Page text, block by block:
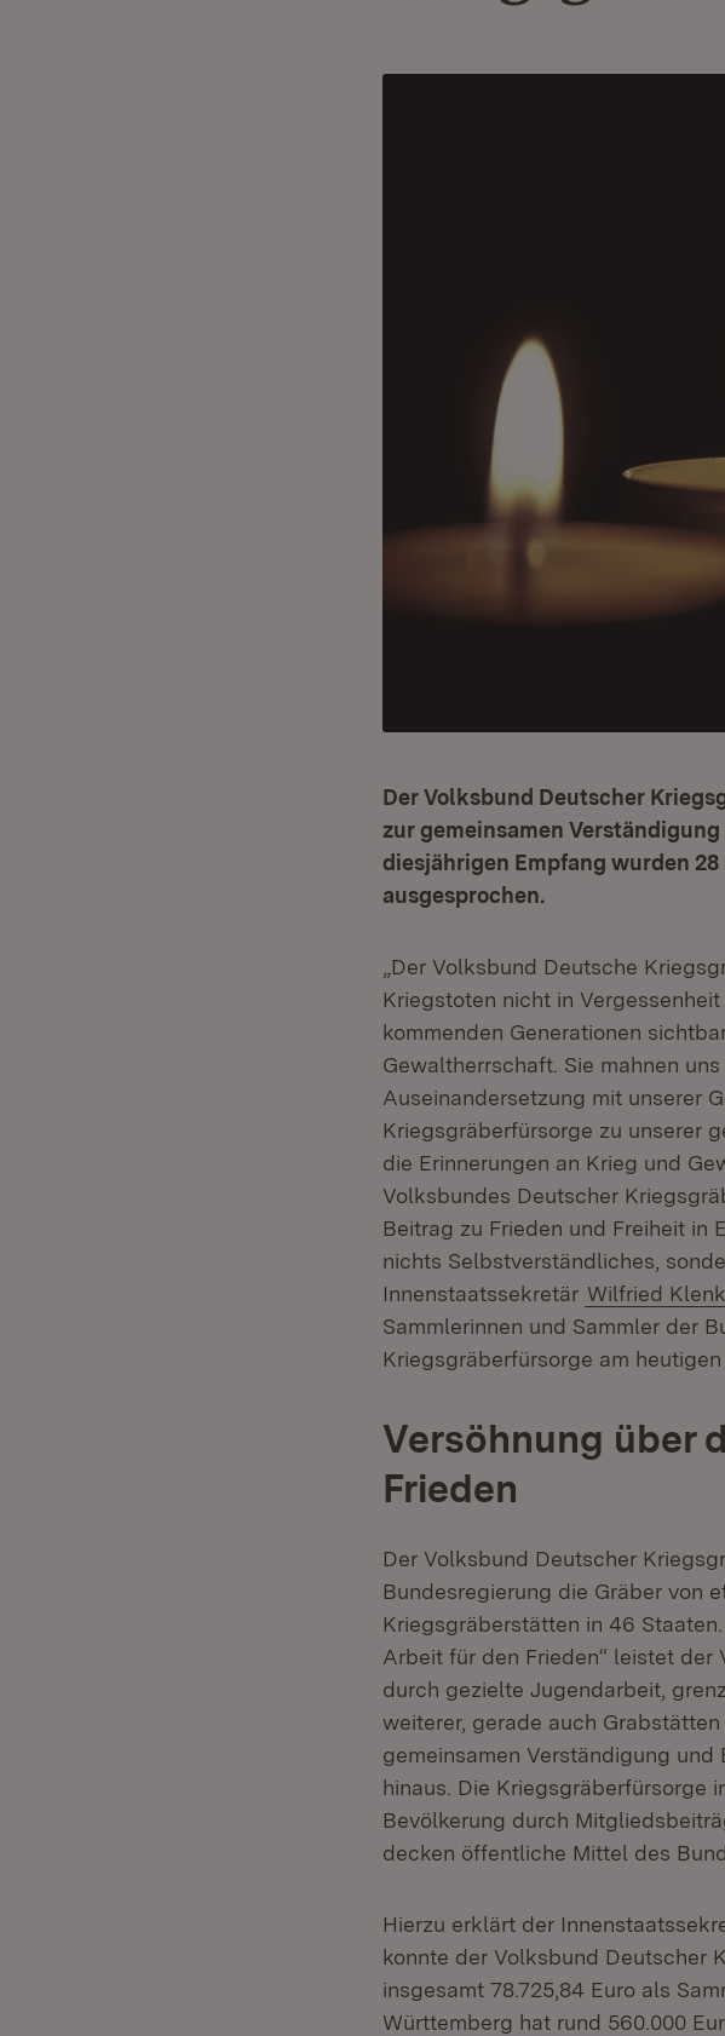
Der Volksbund Deutscher
zur gemeinsamen
diesjährigen Empfang wurden
ausgesprochen.
„Der Volksbund Deutsche
Kriegstoten nicht in
kommenden Generationen
Gewaltherrschaft. Sie mahnen
Auseinandersetzung mit unserer
Kriegsgräberfürsorge zu unserer
die Erinnerungen an Krieg und
Volksbundes Deutscher
Beitrag zu Frieden und Freiheit in
nichts Selbstverständliches,
Innenstaatssekretär Wilfried Klenk
Sammlerinnen und Sammler der
Kriegsgräberfürsorge am heutigen
Versöhnung über
Frieden
Der Volksbund Deutscher
Bundesregierung die Gräber von
Kriegsgräberstätten in 46
Arbeit für den Frieden“ leistet
durch gezielte Jugendarbeit,
weiterer, gerade auch
gemeinsamen Verständigung
hinaus. Die Kriegsgräberfürsorge
Bevölkerung durch
decken öffentliche Mittel des
Hierzu erklärt der
konnte der Volksbund Deutscher
insgesamt 78.725,84 Euro als
Württemberg hat rund 560.000